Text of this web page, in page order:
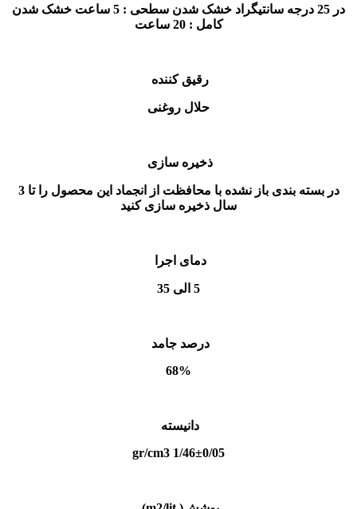
در 25 درجه سانتيگراد خشک شدن سطحی : 5 ساعت خشک شدن
کامل : 20 ساعت
رقیق کننده
حلال روغنی
ذخیره سازی
در بسته بندی باز نشده با محافظت از انجماد این محصول را تا 3
سال ذخیره سازی کنید
دمای اجرا
5 الی 35
درصد جامد
68%
دانیسته
1/46±0/05 gr/cm3